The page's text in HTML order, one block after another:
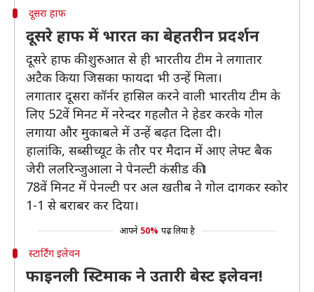
दूसरा हाफ
दूसरे हाफ में भारत का बेहतरीन प्रदर्शन
दूसरे हाफ की शुरुआत से ही भारतीय टीम ने लगातार
अटैक किया जिसका फायदा भी उन्हें मिला।
लगातार दूसरा कॉर्नर हासिल करने वाली भारतीय टीम के
लिए 52वें मिनट में नरेन्दर गहलौत ने हेडर करके गोल
लगाया और मुकाबले में उन्हें बढ़त दिला दी।
हालांकि, सब्सीच्यूट के तौर पर मैदान में आए लेफ्ट बैक
जेरी ललरिन्जुआला ने पेनल्टी कंसीड की।
78वें मिनट में पेनल्टी पर अल खतीब ने गोल दागकर स्कोर
1-1 से बराबर कर दिया।
आपने 50% पढ़ लिया है
स्टार्टिंग इलेवन
फाइनली स्टिमाक ने उतारी बेस्ट इलेवन!